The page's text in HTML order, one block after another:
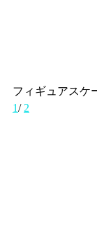
フィギュアスケ
1/ 2